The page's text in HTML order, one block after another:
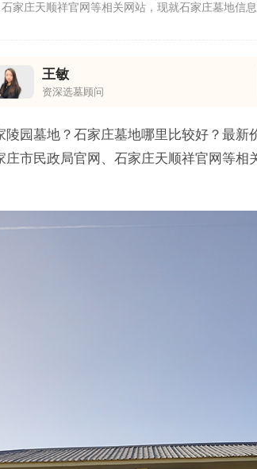
家庄天顺祥官网等相关网站，现就石家庄墓地信息
王敏
资深选墓顾问
陵园墓地？石家庄墓地哪里比较好？最
市民政局官网、石家庄天顺祥官网等相